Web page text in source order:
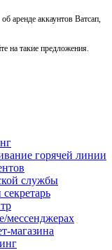
аренде аккаунтов Ватсап,
на такие предложения.
горячей линии
службы
мессенджерах
магазина